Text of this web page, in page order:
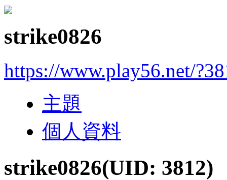
strike0826
https://www.play56.net/
主題
個人資料
strike0826(UID: 3812)